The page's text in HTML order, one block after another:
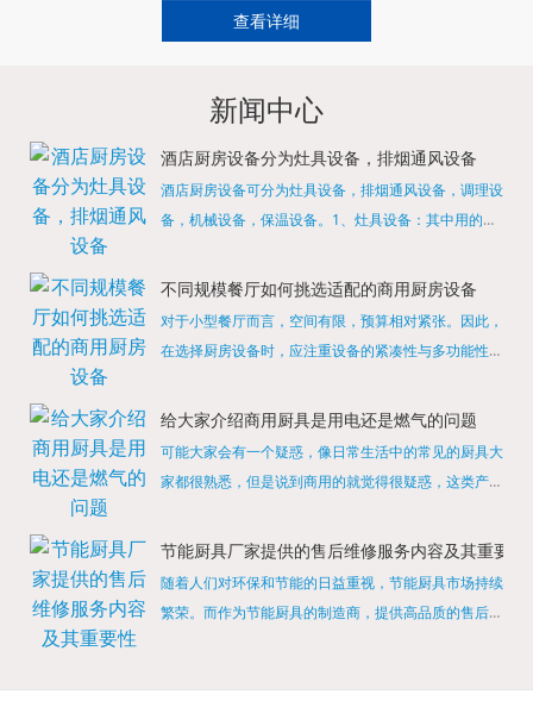
查看详细
新闻中心
酒店厨房设备分为灶具设备，排烟通风设备
酒店厨房设备可分为灶具设备，排烟通风设备，调理设
备，机械设备，保温设备。1、灶具设备：其中用的较
缺少的，经过相关检测证明的合格设备才能进行使用，
不同规模餐厅如何挑选适配的商用厨房设备
对于小型餐厅而言，空间有限，预算相对紧张。因此，
在选择厨房设备时，应注重设备的紧凑性与多功能性。
烹饪设备，既能节省空间，又能满足多样化的烹饪需
给大家介绍商用厨具是用电还是燃气的问题
可能大家会有一个疑惑，像日常生活中的常见的厨具大
家都很熟悉，但是说到商用的就觉得很疑惑，这类产品
店用的就是商用的吗?还真别说，真被大家猜对了，这
节能厨具厂家提供的售后维修服务内容及其重要性
随着人们对环保和节能的日益重视，节能厨具市场持续
繁荣。而作为节能厨具的制造商，提供高品质的售后维